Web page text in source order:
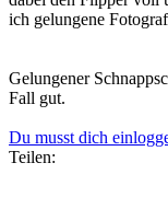
ich gelungene
Gelungener
Fall gut.
Du musst dich
Teilen: